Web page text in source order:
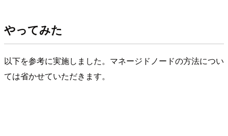
やってみた
以下を参考に実施しました。マネージドノードの方法につい
ては省かせていただきます。